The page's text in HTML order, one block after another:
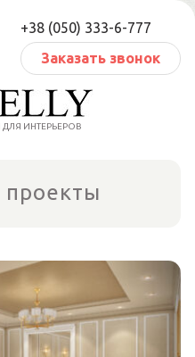
+38 (050) 333-6-777
Заказать звонок
ИНТЕРЬЕРОВ
проекты